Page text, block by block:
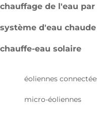
chauffage de l'eau
système d'eau
chauffe-eau solaire
éoliennes
micro-éoliennes